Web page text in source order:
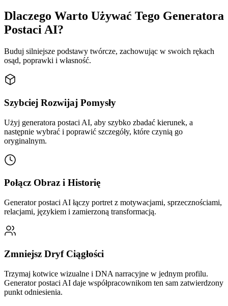
Dlaczego Warto Używać Tego Generatora
Postaci AI?
Buduj silniejsze podstawy twórcze, zachowując w swoich rękach
osąd, poprawki i własność.
Szybciej Rozwijaj Pomysły
Użyj generatora postaci AI, aby szybko zbadać kierunek, a
następnie wybrać i poprawić szczegóły, które czynią go
oryginalnym.
Połącz Obraz i Historię
Generator postaci AI łączy portret z motywacjami, sprzecznościami,
relacjami, językiem i zamierzoną transformacją.
Zmniejsz Dryf Ciągłości
Trzymaj kotwice wizualne i DNA narracyjne w jednym profilu.
Generator postaci AI daje współpracownikom ten sam zatwierdzony
punkt odniesienia.